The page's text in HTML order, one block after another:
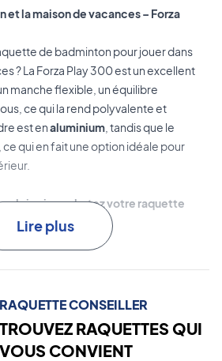
et la maison de vacances – Forza
de badminton pour jouer dans
? La Forza Play 300 est un excellent
manche flexible, un équilibre
ce qui la rend polyvalente et
est enaluminium , tandis que le
, ce qui en fait une option idéale pour
plein air – achetez votre raquette
aujourd'hui !
Lire plus
RAQUETTE CONSEILLER
TROUVEZ RAQUETTES QUI
VOUS CONVIENT